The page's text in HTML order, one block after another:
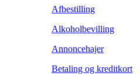
Afbestilling
Alkoholbevilling
Annoncehajer
Betaling og kreditkort